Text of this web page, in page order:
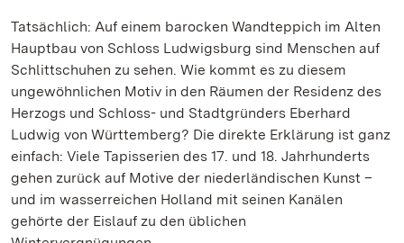
Tatsächlich: Auf einem barocken Wandteppich im Alten
Hauptbau von Schloss Ludwigsburg sind Menschen auf
Schlittschuhen zu sehen. Wie kommt es zu diesem
ungewöhnlichen Motiv in den Räumen der Residenz des
Herzogs und Schloss- und Stadtgründers Eberhard
Ludwig von Württemberg? Die direkte Erklärung ist ganz
einfach: Viele Tapisserien des 17. und 18. Jahrhunderts
gehen zurück auf Motive der niederländischen Kunst –
und im wasserreichen Holland mit seinen Kanälen
gehörte der Eislauf zu den üblichen